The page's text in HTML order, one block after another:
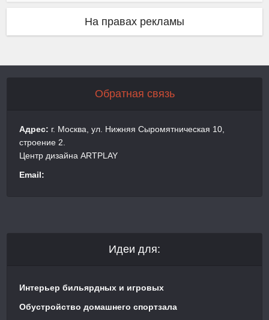
На правах рекламы
Обратная связь
Адрес: г. Москва, ул. Нижняя Сыромятническая 10,
строение 2.
Центр дизайна ARTPLAY
Email:
Идеи для:
Интерьер бильярдных и игровых
Обустройство домашнего спортзала